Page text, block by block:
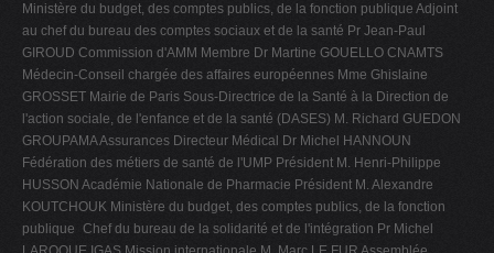
Ministère du budget, des comptes publics, de la fonction publique Adjoint
au chef du bureau des comptes sociaux et de la santé Pr Jean-Paul
GIROUD Commission d'AMM Membre Dr Martine GOUELLO CNAMTS
Médecin-Conseil chargée des affaires européennes Mme Ghislaine
GROSSET Mairie de Paris Sous-Directrice de la Santé à la Direction de
l'action sociale, de l'enfance et de la santé (DASES) M. Richard GUEDON
GROUPAMA Assurances Directeur Médical Dr Michel HANNOUN
Fédération des métiers de santé de l'UMP Président M. Henri-Philippe
HUSSON Académie Nationale de Pharmacie Président M. Alexandre
KOUTCHOUK Ministère du budget, des comptes publics, de la fonction
publique Chef du bureau de la solidarité et de l'intégration Pr Michel